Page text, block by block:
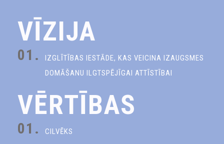
VĪZIJA
01.
IZGLĪTĪBAS IESTĀDE, KAS VEICINA IZAUGSMES
DOMĀŠANU ILGTSPĒJĪGAI ATTĪSTĪBAI
VĒRTĪBAS
01. CILVĒKS